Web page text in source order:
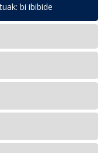
bi ibibide